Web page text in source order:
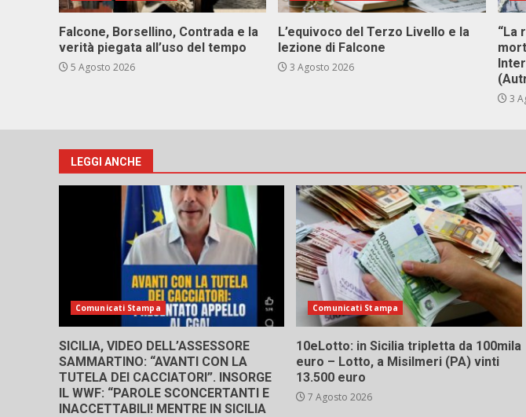
Falcone, Borsellino, Contrada e la
verità piegata all’uso del tempo
5 Agosto 2026
L’equivoco del Terzo Livello e la
lezione di Falcone
3 Agosto 2026
“La
3
LEGGI ANCHE
Comunicati Stampa
SICILIA, VIDEO DELL’ASSESSORE
SAMMARTINO: “AVANTI CON LA
TUTELA DEI CACCIATORI”. INSORGE
IL WWF: “PAROLE SCONCERTANTI E
INACCETTABILI! MENTRE IN SICILIA
Comunicati Stampa
10eLotto: in Sicilia tripletta da 100mila
euro – Lotto, a Misilmeri (PA) vinti
13.500 euro
7 Agosto 2026